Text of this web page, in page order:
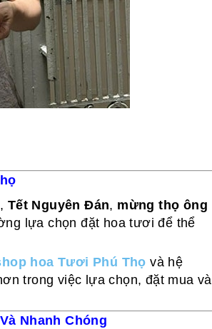
, Tết Nguyên Đán, mừng thọ ông
lựa chọn đặt hoa tươi để thể
hoa Tươi Phú Thọ và hệ
trong việc lựa chọn, đặt mua và
Nhanh Chóng